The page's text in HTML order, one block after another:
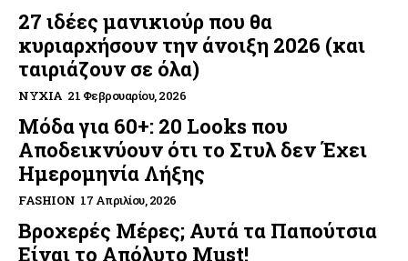
27 ιδέες μανικιούρ που θα
κυριαρχήσουν την άνοιξη 2026 (και
ταιριάζουν σε όλα)
ΝΎΧΙΑ 21 Φεβρουαρίου, 2026
Μόδα για 60+: 20 Looks που
Αποδεικνύουν ότι το Στυλ δεν Έχει
Ημερομηνία Λήξης
FASHION 17 Απριλίου, 2026
Βροχερές Μέρες; Αυτά τα Παπούτσια
Είναι το Απόλυτο Must!